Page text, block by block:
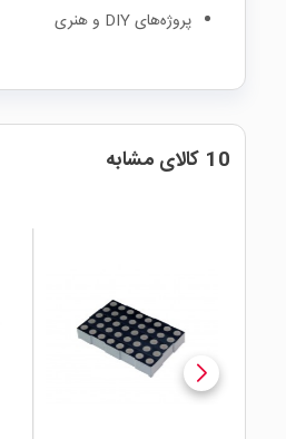
پروژه‌های DIY و هنری
10 کالای مشابه